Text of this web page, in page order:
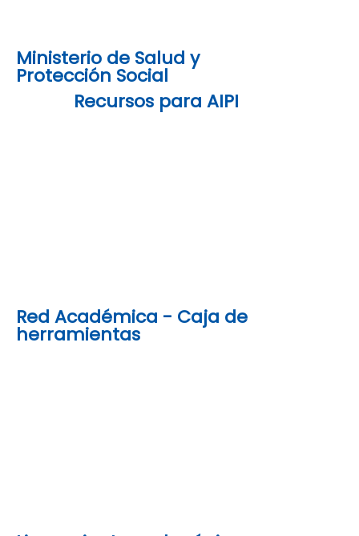
Ministerio de Salud y
Protección Social
Recursos para AIPI
Red Académica - Caja de
herramientas